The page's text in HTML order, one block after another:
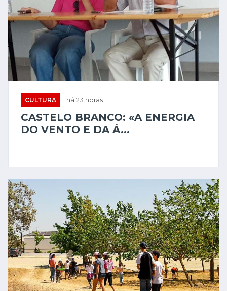
CULTURA há 23 horas
CASTELO BRANCO: «A ENERGIA
DO VENTO E DA Á...